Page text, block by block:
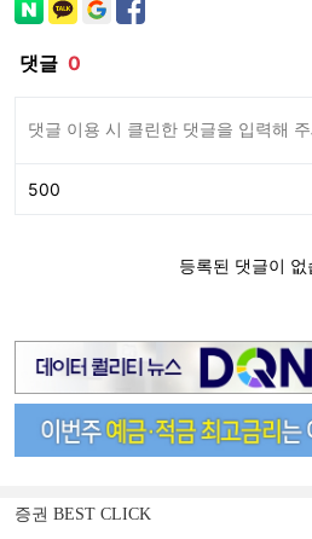
증권 BEST CLICK